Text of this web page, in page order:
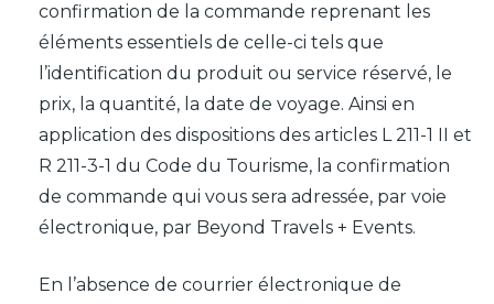
confirmation de la commande reprenant les
éléments essentiels de celle-ci tels que
l’identification du produit ou service réservé, le
prix, la quantité, la date de voyage. Ainsi en
application des dispositions des articles L 211-1 II et
R 211-3-1 du Code du Tourisme, la confirmation
de commande qui vous sera adressée, par voie
électronique, par Beyond Travels + Events.
En l’absence de courrier électronique de